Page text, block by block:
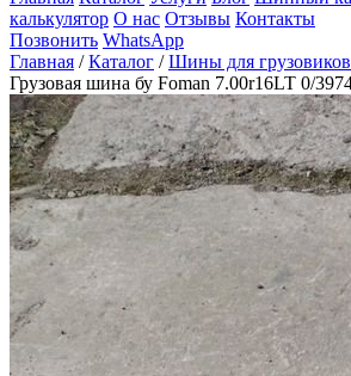
калькулятор О нас Отзывы Контакты
Позвонить WhatsApp
Главная / Каталог / Шины для
Грузовая шина бу Foman 7.00r16LT 0/